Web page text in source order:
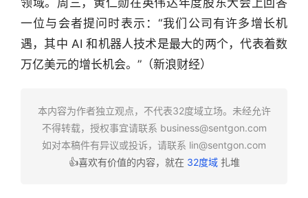
行
业
一位与会者提问时表示：“我们公司有许多增长机
遇，其中 AI 和机器人技术是最大的两个，代表着数
万亿美元的增长机会。”（新浪财经）
本内容为作者独立观点，不代表32度域立场。未经允许
不得转载，授权事宜请联系 business@sentgon.com
如对本稿件有异议或投诉，请联系 lin@sentgon.com
👍喜欢有价值的内容，就在 32度域扎堆